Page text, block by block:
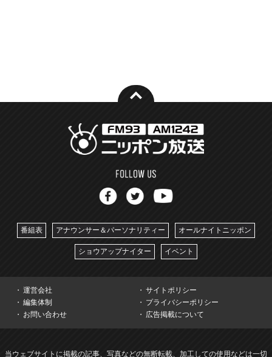
番組表 アナウンサー＆パーソナリティー オールナイトニッポン
ショウアップナイター イベント
運営会社
サイトポリシー
編集体制
プライバシーポリシー
お問い合わせ
広告掲載について
当ウェブサイトに掲載の記事、写真などの無断転載、加工しての使用などは一切